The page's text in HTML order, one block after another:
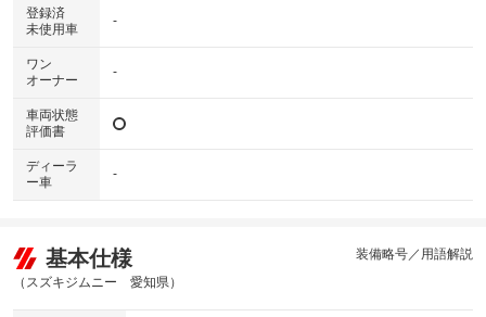
登録済
未使用車
-
ワン
オーナー
-
車両状態
評価書
ディーラ
ー車
-
基本仕様
（スズキジムニー 愛知県）
装備略号／用語解説